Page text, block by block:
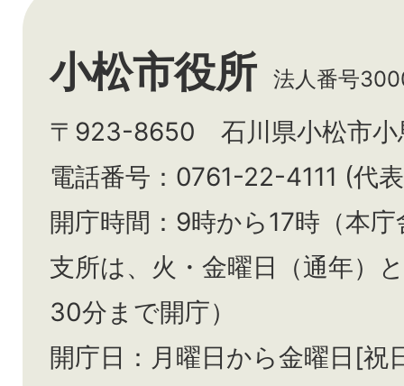
小松市役所 法人番号
〒923-8650 石川県小松市小
電話番号：0761-22-4111 (代
開庁時間：9時から17時（本
支所は、火・金曜日（通年）と
30分まで開庁）
開庁日：月曜日から金曜日[祝